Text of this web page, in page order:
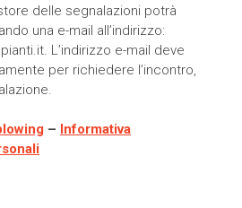
delle segnalazioni potrà
una e-mail all’indirizzo:
L’indirizzo e-mail deve
per richiedere l’incontro,
– Informativa